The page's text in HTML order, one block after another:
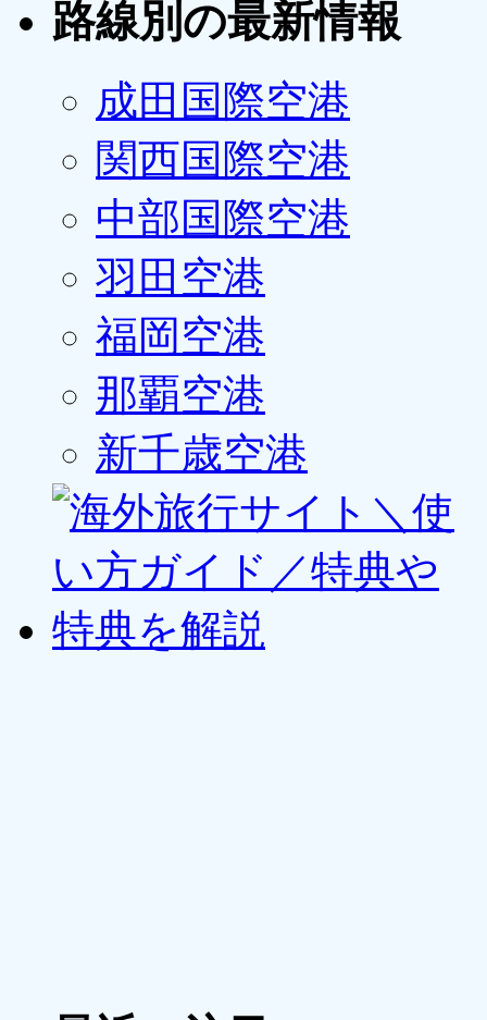
路線別の最新情報
成田国際空港
関西国際空港
中部国際空港
羽田空港
福岡空港
那覇空港
新千歳空港